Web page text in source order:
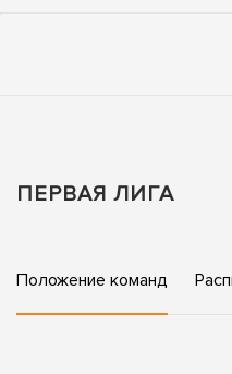
ПЕРВАЯ ЛИГА
Положение команд